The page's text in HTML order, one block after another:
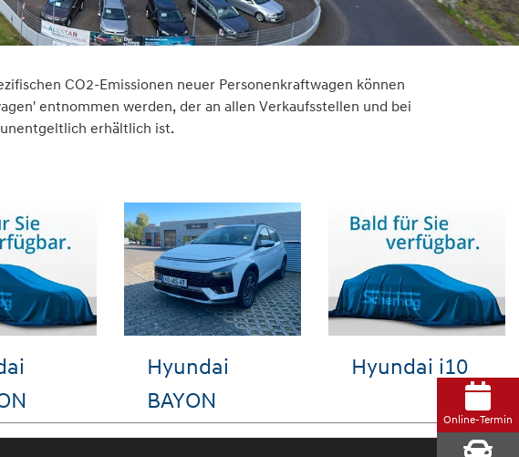
CO2-Emissionen neuer Personenkraftwagen können
entnommen werden, der an allen Verkaufsstellen und bei
erhältlich ist.
Hyundai
BAYON
Hyundai i10
Online-Termin